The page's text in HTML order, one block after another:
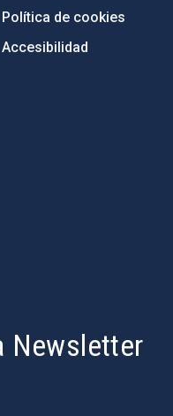
Política de cookies
Accesibilidad
Newsletter